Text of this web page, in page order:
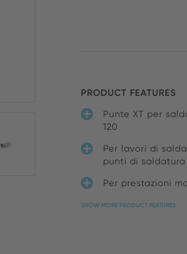
PRODUCT FEATURES
Punte XT per
120
Per lavori di
punti di
Per prestazioni
SHOW MORE PRODUCT FEATURES